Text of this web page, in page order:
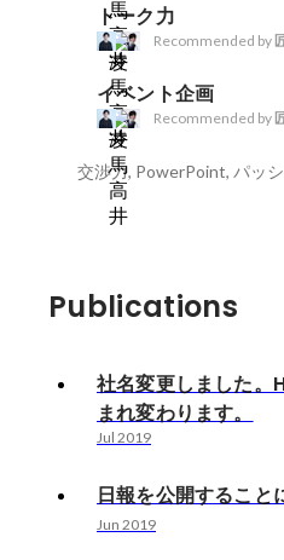
トーク力
Recommended by
イベント企画
Recommended by
交渉力, PowerPoint, パッ
Publications
社名変更しました。
まれ変わります。
Jul 2019
日報を公開すること
Jun 2019